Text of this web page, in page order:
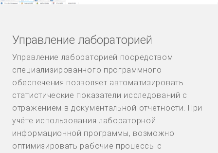
Управление лабораторией
Управление лабораторией посредством
специализированного программного
обеспечения позволяет автоматизировать
статистические показатели исследований с
отражением в документальной отчётности. При
учёте использования лабораторной
информационной программы, возможно
оптимизировать рабочие процессы с